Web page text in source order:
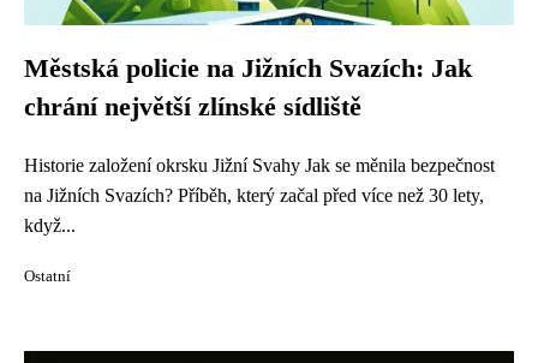
Městská policie na Jižních Svazích: Jak
chrání největší zlínské sídliště
Historie založení okrsku Jižní Svahy Jak se měnila bezpečnost
na Jižních Svazích? Příběh, který začal před více než 30 lety,
když...
Ostatní